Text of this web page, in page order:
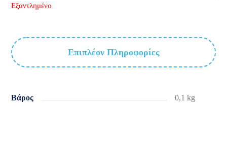
Εξαντλημένο
Επιπλέον Πληροφορίες
Βάρος 0,1 kg